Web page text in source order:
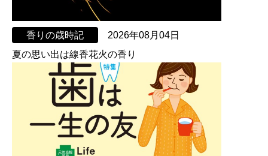
香りの歳時記
2026年08月04日
夏の思い出は線香花火の香り